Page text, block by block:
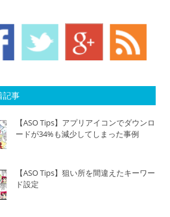
記事
【ASO Tips】アプリアイコンでダウンロ
ードが34%も減少してしまった事例
【ASO Tips】狙い所を間違えたキーワー
ド設定